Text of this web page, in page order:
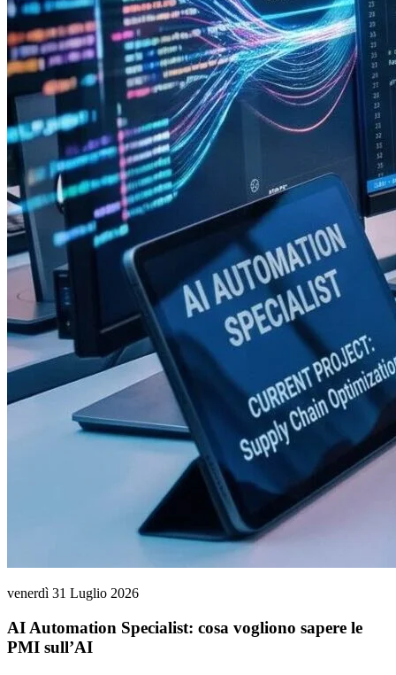
venerdì 31 Luglio 2026
AI Automation Specialist: cosa vogliono sapere le
PMI sull’AI